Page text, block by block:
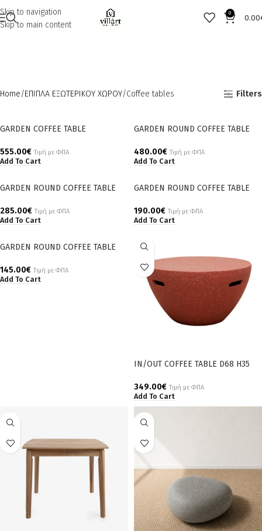
Skip to navigation
Skip to main content
0
0.00
Home ΕΠΙΠΛΑ ΕΞΩΤΕΡΙΚΟΥ ΧΩΡΟΥ Coffee tables Filters
GARDEN COFFEE TABLE
555.00€ Τιμή με ΦΠΑ
Add To Cart
GARDEN ROUND COFFEE TABLE
480.00€ Τιμή με ΦΠΑ
Add To Cart
GARDEN ROUND COFFEE TABLE
285.00€ Τιμή με ΦΠΑ
Add To Cart
GARDEN ROUND COFFEE TABLE
190.00€ Τιμή με ΦΠΑ
Add To Cart
GARDEN ROUND COFFEE TABLE
145.00€ Τιμή με ΦΠΑ
Add To Cart
IN/OUT COFFEE TABLE D68 H35
349.00€ Τιμή με ΦΠΑ
Add To Cart